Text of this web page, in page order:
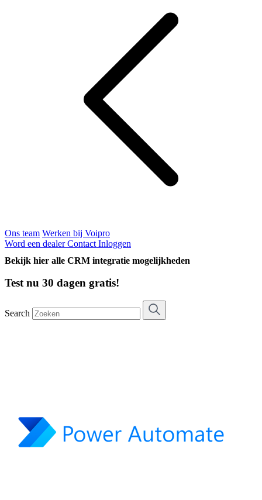
Ons team Werken bij Voipro
Word een dealerContact Inloggen
Bekijk hier alle CRM integratie mogelijkheden
Test nu 30 dagen gratis!
Search